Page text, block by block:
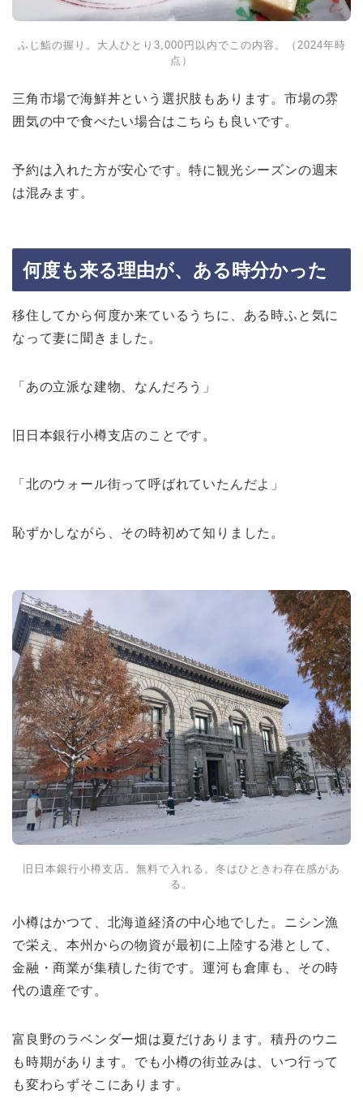
ふじ鮨の握り。大人ひとり3,000円以内でこの内容。（2024年時
点）
三角市場で海鮮丼という選択肢もあります。市場の雰
囲気の中で食べたい場合はこちらも良いです。
予約は入れた方が安心です。特に観光シーズンの週末
は混みます。
何度も来る理由が、ある時分かった
移住してから何度か来ているうちに、ある時ふと気に
なって妻に聞きました。
「あの立派な建物、なんだろう」
旧日本銀行小樽支店のことです。
「北のウォール街って呼ばれていたんだよ」
恥ずかしながら、その時初めて知りました。
旧日本銀行小樽支店。無料で入れる。冬はひときわ存在感があ
る。
小樽はかつて、北海道経済の中心地でした。ニシン漁
で栄え、本州からの物資が最初に上陸する港として、
金融・商業が集積した街です。運河も倉庫も、その時
代の遺産です。
富良野のラベンダー畑は夏だけあります。積丹のウニ
も時期があります。でも小樽の街並みは、いつ行って
も変わらずそこにあります。